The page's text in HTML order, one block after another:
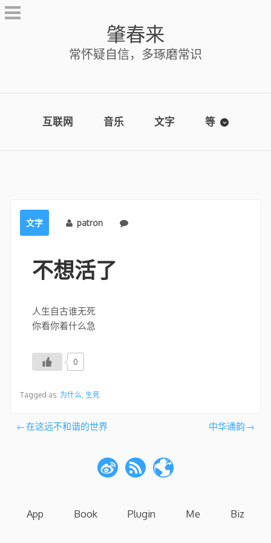
Skip
to
肇春来
常怀疑自信，多琢磨常识
互联网 音乐 文字 等
文字 patron
不想活了
人生自古谁无死
你看你着什么急
0
Tagged as: 为什么, 生死
文在这远不和谐的世界 中华通韵
App Book Plugin Me Biz